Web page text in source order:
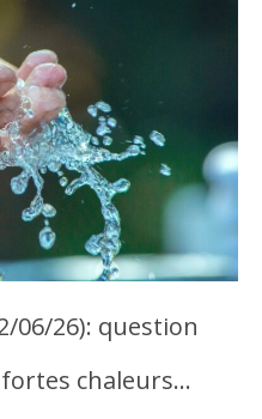
06/26): question
chaleurs…